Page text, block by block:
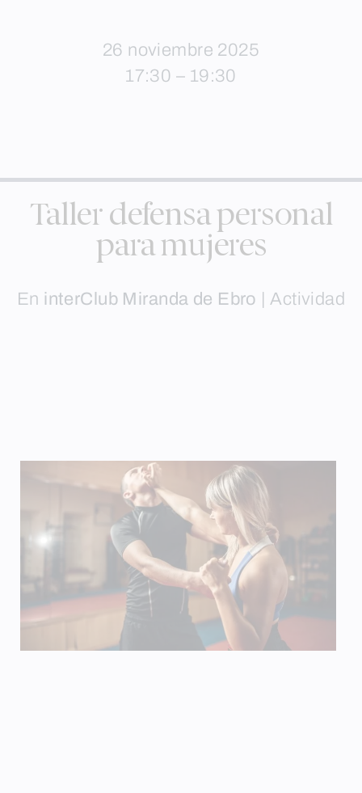
26 noviembre 2025
17:30 – 19:30
Taller defensa personal
para mujeres
En interClub Miranda de Ebro Actividad